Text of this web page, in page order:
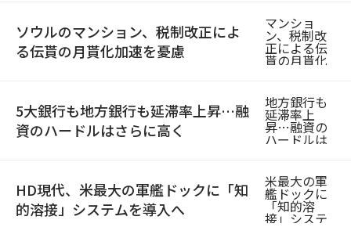
ソウルのマンション、税制改正によ
る伝貰の月貰化加速を憂慮
5大銀行も地方銀行も延滞率上昇…融
資のハードルはさらに高く
HD現代、米最大の軍艦ドックに「知
的溶接」システムを導入へ